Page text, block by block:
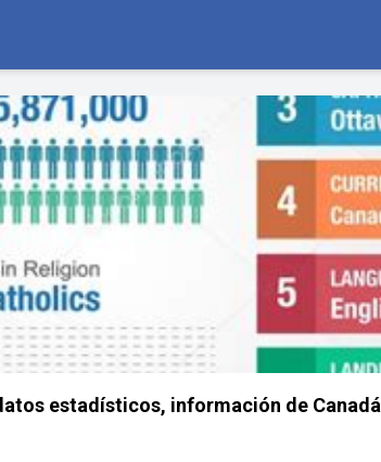
estadísticos, información de Canadá